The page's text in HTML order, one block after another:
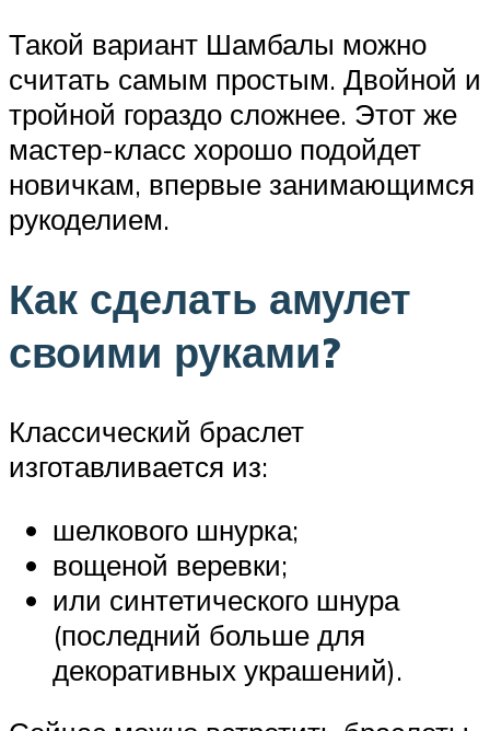
Такой вариант Шамбалы можно
считать самым простым. Двойной и
тройной гораздо сложнее. Этот же
мастер-класс хорошо подойдет
новичкам, впервые занимающимся
рукоделием.
Как сделать амулет
своими руками?
Классический браслет
изготавливается из:
шелкового шнурка;
вощеной веревки;
или синтетического шнура
(последний больше для
декоративных украшений).